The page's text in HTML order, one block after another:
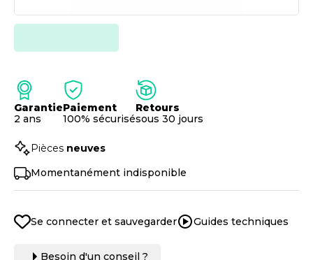
Garantie
2 ans
Paiement
100% sécurisé
Retours
sous 30 jours
Pièces neuves
Momentanément indisponible
Se connecter et sauvegarder Guides techniques
Besoin d'un conseil ?